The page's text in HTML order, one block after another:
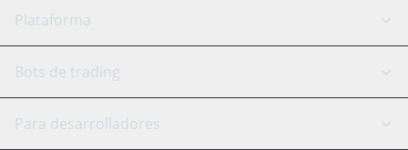
Plataforma
Bot GRID
Bots de trading
Binance
Para desarrolladores